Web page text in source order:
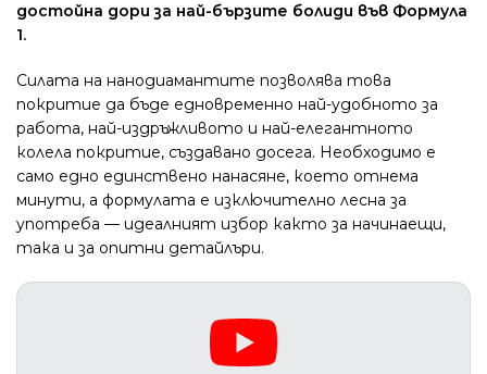
достойна дори за най-бързите болиди във Формула
1.
Силата на нанодиамантите позволява това
покритие да бъде едновременно най-удобното за
работа, най-издръжливото и най-елегантното
колела покритие, създавано досега. Необходимо е
само едно единствено нанасяне, което отнема
минути, а формулата е изключително лесна за
употреба — идеалният избор както за начинаещи,
така и за опитни детайлъри.